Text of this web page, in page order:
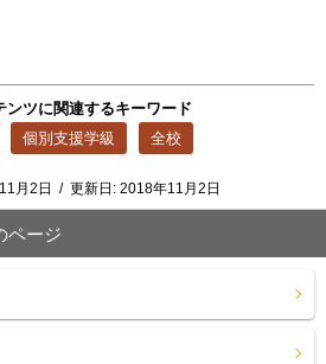
ンツに関連するキーワード
個別支援学級 全校
月2日 / 更新日: 2018年11月2日
ページ